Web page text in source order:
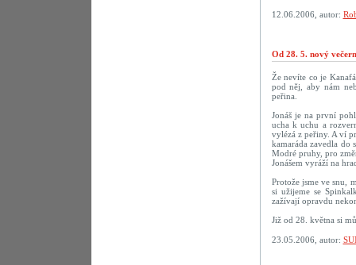
12.06.2006, autor:
Od 28. 5. nový
Že nevíte co je
pod něj, aby nám
peřina.
Jonáš je na první
ucha k uchu a
vylézá z peřiny. A ví
kamaráda zavedla do
Modré pruhy, pro
Jonášem vyráží na
Protože jsme ve snu,
si užijeme se
zažívají opravdu
Již od 28. května si
23.05.2006, autor: